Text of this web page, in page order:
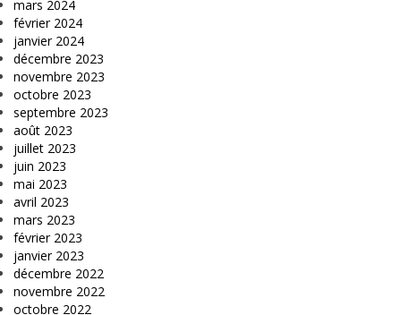
mars 2024
février 2024
janvier 2024
décembre 2023
novembre 2023
octobre 2023
septembre 2023
août 2023
juillet 2023
juin 2023
mai 2023
avril 2023
mars 2023
février 2023
janvier 2023
décembre 2022
novembre 2022
octobre 2022